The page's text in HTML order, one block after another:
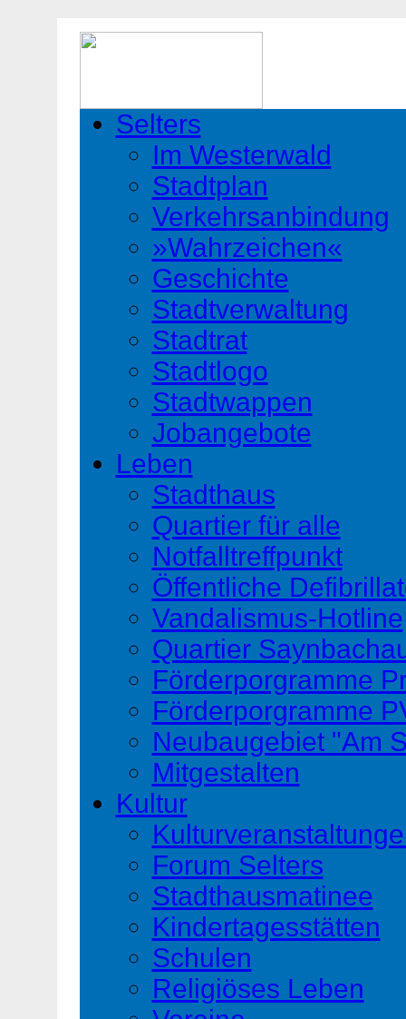
Selters
Im Westerwald
Stadtplan
Verkehrsanbindung
»Wahrzeichen«
Geschichte
Stadtverwaltung
Stadtrat
Stadtlogo
Stadtwappen
Jobangebote
Leben
Stadthaus
Quartier für alle
Notfalltreffpunkt
Öffentliche
Vandalismus-Hotline
Quartier
Förderporgramme
Förderporgramme
Neubaugebiet "Am
Mitgestalten
Kultur
Forum Selters
Stadthausmatinee
Kindertagesstätten
Schulen
Religiöses Leben